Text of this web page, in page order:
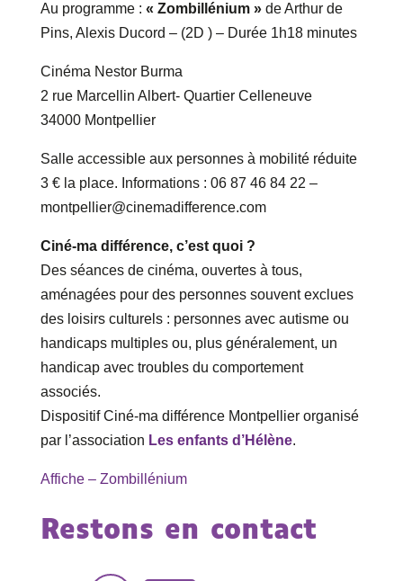
Au programme : « Zombillénium »de Arthur de
Pins, Alexis Ducord – (2D ) – Durée 1h18 minutes
Cinéma Nestor Burma
2 rue Marcellin Albert- Quartier Celleneuve
34000 Montpellier
Salle accessible aux personnes à mobilité réduite
3 € la place. Informations : 06 87 46 84 22 –
montpellier@cinemadifference.com
Ciné-ma différence, c’est quoi ?
Des séances de cinéma, ouvertes à tous,
aménagées pour des personnes souvent exclues
des loisirs culturels : personnes avec autisme ou
handicaps multiples ou, plus généralement, un
handicap avec troubles du comportement
associés.
Dispositif Ciné-ma différence Montpellier organisé
par l’association Les enfants d’Hélène.
Affiche – Zombillénium
Restons en contact